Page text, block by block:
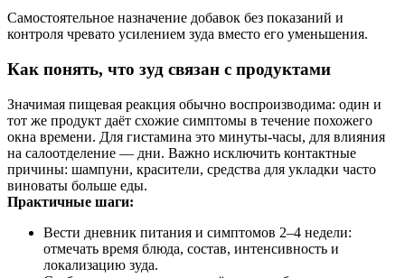
Самостоятельное назначение добавок без показаний и
контроля чревато усилением зуда вместо его уменьшения.
Как понять, что зуд связан с продуктами
Значимая пищевая реакция обычно воспроизводима: один и
тот же продукт даёт схожие симптомы в течение похожего
окна времени. Для гистамина это минуты‑часы, для влияния
на салоотделение — дни. Важно исключить контактные
причины: шампуни, красители, средства для укладки часто
виноваты больше еды.
Практичные шаги:
Вести дневник питания и симптомов 2–4 недели:
отмечать время блюда, состав, интенсивность и
локализацию зуда.